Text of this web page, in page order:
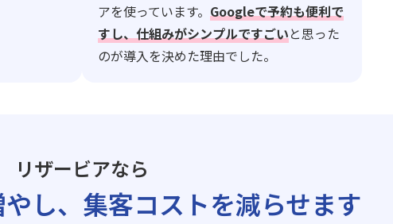
アを使っています。 Googleで予約も便利で
すし、仕組みがシンプルですごいと思った
のが導入を決めた理由でした。
リザービアなら
し、 集客コストを減らせます